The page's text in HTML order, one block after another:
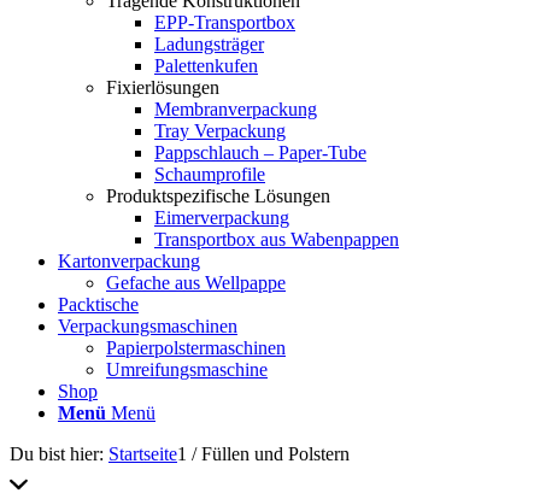
EPP-Transportbox
Ladungsträger
Palettenkufen
Fixierlösungen
Membranverpackung
Tray Verpackung
Pappschlauch – Paper-Tube
Schaumprofile
Produktspezifische Lösungen
Eimerverpackung
Transportbox aus Wabenpappen
Kartonverpackung
Gefache aus Wellpappe
Packtische
Verpackungsmaschinen
Papierpolstermaschinen
Umreifungsmaschine
Shop
Menü Menü
Du bist hier: Startseite1 / Füllen und Polstern